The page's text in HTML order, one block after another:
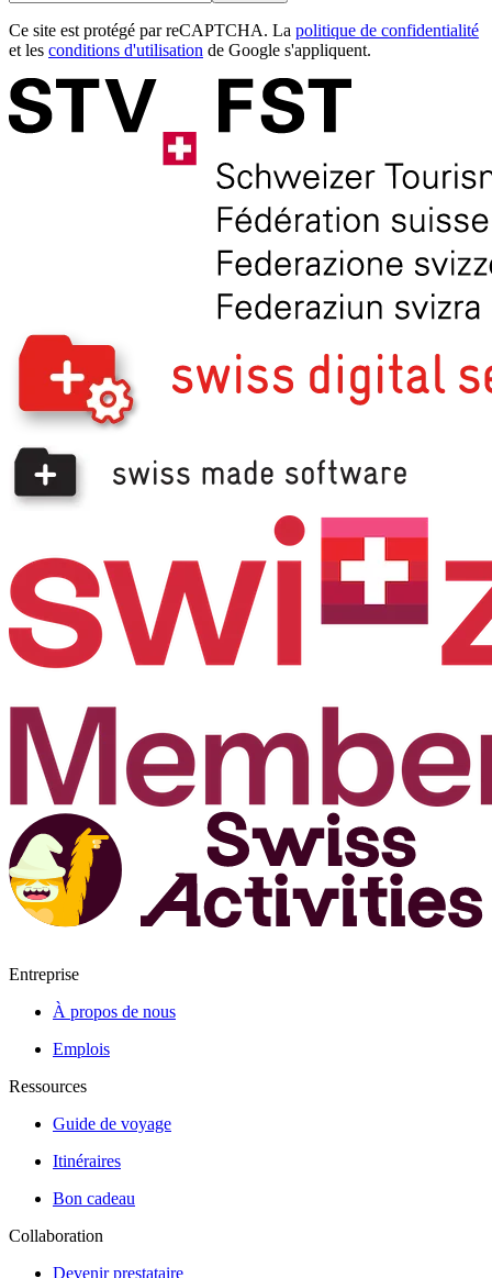
Ce site est protégé par reCAPTCHA. La politique de confidentialité
et les conditions d'utilisation de Google s'appliquent.
Entreprise
À propos de nous
Emplois
Ressources
Guide de voyage
Itinéraires
Bon cadeau
Collaboration
Devenir prestataire